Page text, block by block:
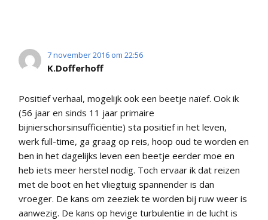
7 november 2016 om 22:56
K.Dofferhoff
Positief verhaal, mogelijk ook een beetje naïef. Ook ik
(56 jaar en sinds 11 jaar primaire
bijnierschorsinsufficiëntie) sta positief in het leven,
werk full-time, ga graag op reis, hoop oud te worden en
ben in het dagelijks leven een beetje eerder moe en
heb iets meer herstel nodig. Toch ervaar ik dat reizen
met de boot en het vliegtuig spannender is dan
vroeger. De kans om zeeziek te worden bij ruw weer is
aanwezig. De kans op hevige turbulentie in de lucht is